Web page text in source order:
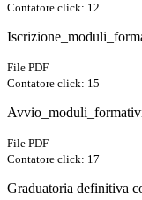
Contatore click: 12
File PDF
Contatore click: 15
File PDF
Contatore click: 17
Graduatoria definitiva